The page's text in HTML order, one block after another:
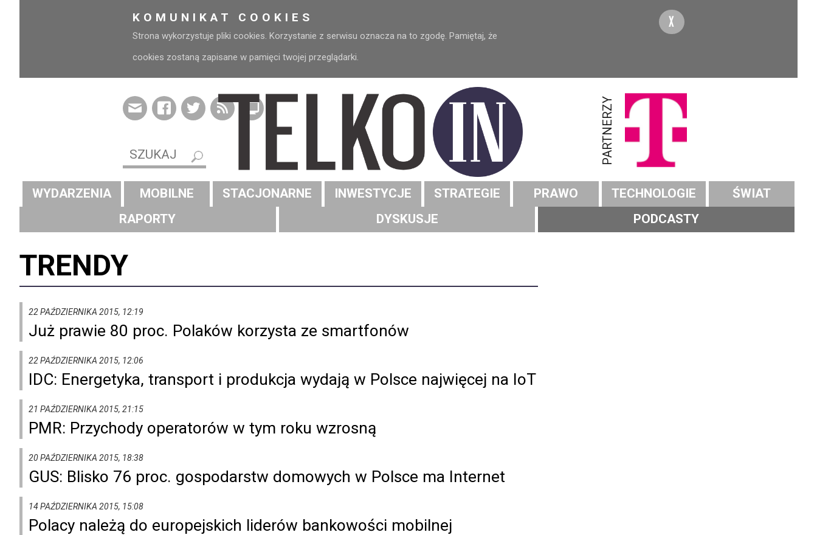
KOMUNIKAT COOKIES
Strona wykorzystuje pliki cookies. Korzystanie z serwisu oznacza na to zgodę. Pamiętaj, że
cookies zostaną zapisane w pamięci twojej przeglądarki.
X
PARTNERZY
WYDARZENIA MOBILNE STACJONARNE INWESTYCJE STRATEGIE PRAWO TECHNOLOGIE
ŚWIAT
RAPORTY
DYSKUSJE PODCASTY
TRENDY
22 PAŹDZIERNIKA 2015, 12:19
Już prawie 80 proc. Polaków korzysta ze smartfonów
22 PAŹDZIERNIKA 2015, 12:06
IDC: Energetyka, transport i produkcja wydają w Polsce najwięcej na IoT
21 PAŹDZIERNIKA 2015, 21:15
PMR: Przychody operatorów w tym roku wzrosną
20 PAŹDZIERNIKA 2015, 18:38
GUS: Blisko 76 proc. gospodarstw domowych w Polsce ma Internet
14 PAŹDZIERNIKA 2015, 15:08
Polacy należą do europejskich liderów bankowości mobilnej